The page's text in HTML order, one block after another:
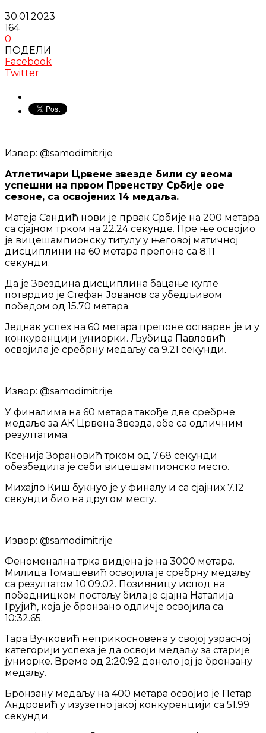
30.01.2023
164
0
ПОДЕЛИ
Facebook
Twitter
Извор: @samodimitrije
Атлетичари Црвене звезде били су веома
успешни на првом Првенству Србије ове
сезоне, са освојених 14 медаља.
Матеја Сандић нови је првак Србије на 200 метара
са сјајном трком на 22.24 секунде. Пре ње освојио
је вицешампионску титулу у његовој матичној
дисциплини на 60 метара препоне са 8.11
секунди.
Да је Звездина дисциплина бацање кугле
потврдио је Стефан Јованов са убедљивом
победом од 15.70 метара.
Једнак успех на 60 метара препоне остварен је и у
конкуренцији јуниорки. Љубица Павловић
освојила је сребрну медаљу са 9.21 секунди.
Извор: @samodimitrije
У финалима на 60 метара такође две сребрне
медаље за АК Црвена Звезда, обе са одличним
резултатима.
Ксенија Зорановић трком од 7.68 секунди
обезбедила је себи вицешампионско место.
Михајло Киш букнуо је у финалу и са сјајних 7.12
секунди био на другом месту.
Извор: @samodimitrije
Феноменална трка видјена је на 3000 метара.
Милица Томашевић освојила је сребрну медаљу
са резултатом 10:09.02. Позивницу испод на
победницком постољу била је сјајна Наталија
Грујић, која је бронзано одличје освојила са
10:32.65.
Тара Вучковић неприкосновена у својој узрасној
категорији успеха је да освоји медаљу за старије
јуниорке. Време од 2:20:92 донело јој је бронзану
медаљу.
Бронзану медаљу на 400 метара освојио је Петар
Андровић у изузетно јакој конкуренцији са 51.99
секунди.